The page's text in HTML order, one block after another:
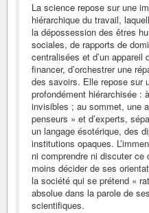
La science repose sur une
hiérarchique du travail,
la dépossession des êtres
sociales, de rapports de
centralisées et d’un appareil
financer, d’orchestrer une
des savoirs. Elle repose sur
profondément hiérarchisée :
invisibles ; au sommet, une
penseurs » et d’experts,
un langage ésotérique, des
institutions opaques.
ni comprendre ni discuter
moins décider de ses
la société qui se prétend «
absolue dans la parole de
scientifiques.